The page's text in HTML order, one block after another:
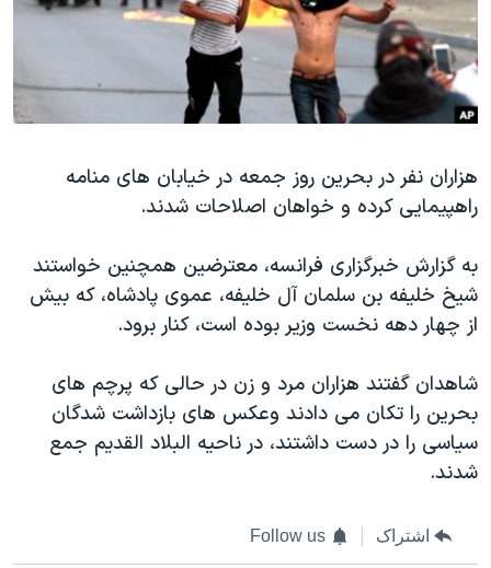
فرهنگ و زندگی
حقوق شهروندی
اقتصادی
اسرائیل در جنگ
گالری عکس
آرشیو پخش زنده
مستندها
انتخابات ریاست جمهوری آمریکا ۲۰۲۴
حمله جمهوری اسلامی به اسرائیل
ورزش زنان در ایران
اعتراضات زن، زندگی، آزادی
مجموعه مستندهای دادخواهی
تریبونال مردمی آبان ۹۸
دادگاه حمید نوری
چهل سال گروگان‌گیری
قانون شفافیت دارائی کادر رهبری ایران
اعتراضات مردمی آبان ۹۸
نرگس محمدی برنده جایزه نوبل صلح
دنبال کنید
زبانهای مختلف
هزاران نفر در بحرین روز جمعه در خیابان های منامه
راهپیمایی کرده و خواهان اصلاحات شدند.
به گزارش خبرگزاری فرانسه، معترضین همچنین خواستند
شیخ خلیفه بن سلمان آل خلیفه، عموی پادشاه، که بیش
از چهار دهه نخست وزیر بوده است، کنار برود.
شاهدان گفتند هزاران مرد و زن در حالی که پرچم های
بحرین را تکان می دادند وعکس های بازداشت شدگان
سیاسی را در دست داشتند، در ناحیه البلاد القدیم جمع
شدند.
اشتراک Follow us